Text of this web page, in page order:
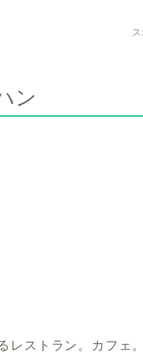
ン
レストラン。カフェ。